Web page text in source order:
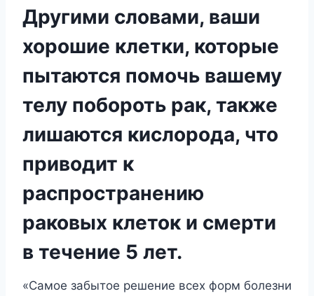
Другими словами, ваши
хорошие клетки, которые
пытаются помочь вашему
телу побороть рак, также
лишаются кислорода, что
приводит к
распространению
раковых клеток и смерти
в течение 5 лет.
«Самое забытое решение всех форм болезни